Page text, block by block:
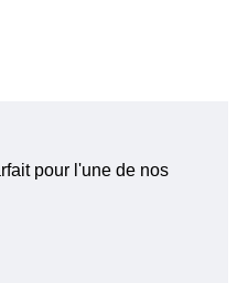
pour l'une de nos